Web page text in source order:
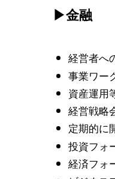
▶金融
経営者へ
事業ワー
資産運用
経営戦略
定期的に
投資フォ
経済フォ